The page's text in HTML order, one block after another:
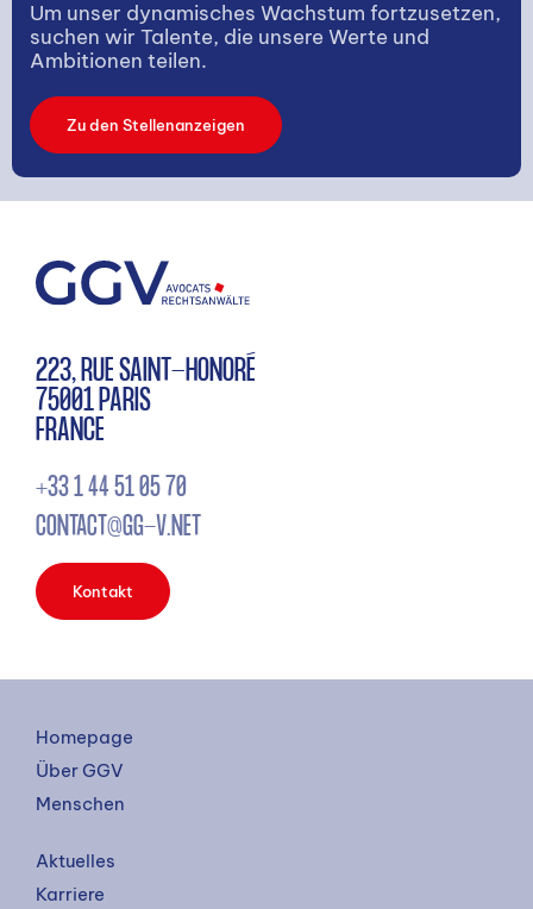
Um unser dynamisches Wachstum fortzusetzen,
suchen wir Talente, die unsere Werte und
Ambitionen teilen.
Zu den Stellenanzeigen
223, RUE SAINT-HONORÉ
75001 PARIS
FRANCE
+33 1 44 51 05 70
CONTACT@GG-V.NET
Kontakt
Homepage
Über GGV
Menschen
Aktuelles
Karriere